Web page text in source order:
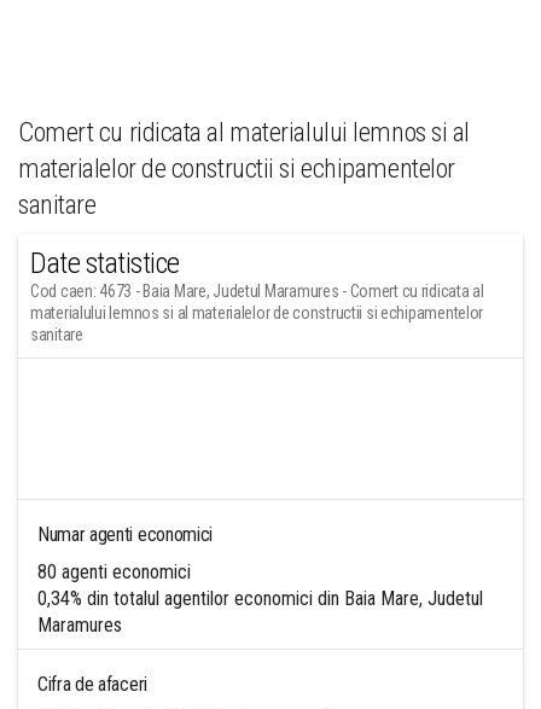
Comert cu ridicata al materialului lemnos si al
materialelor de constructii si echipamentelor
sanitare
Date statistice
Cod caen: 4673 - Baia Mare, Judetul Maramures - Comert cu ridicata al
materialului lemnos si al materialelor de constructii si echipamentelor
sanitare
Numar agenti economici
80 agenti economici
0,34% din totalul agentilor economici din Baia Mare, Judetul
Maramures
Cifra de afaceri